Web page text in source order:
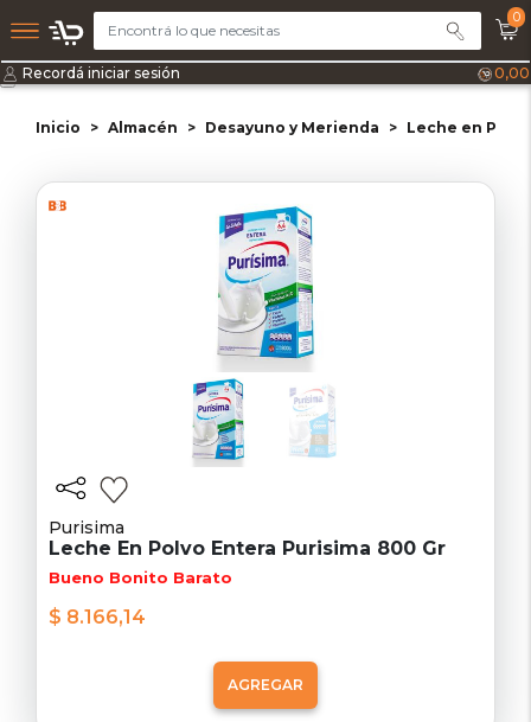
0
Recordá iniciar sesión 0,00
Inicio Almacén Desayuno y Merienda Leche en Polvo
Purisima
Leche En Polvo Entera Purisima 800 Gr
Bueno Bonito Barato
$ 8.166,14
AGREGAR